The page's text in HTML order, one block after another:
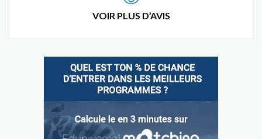
VOIR PLUS D’AVIS